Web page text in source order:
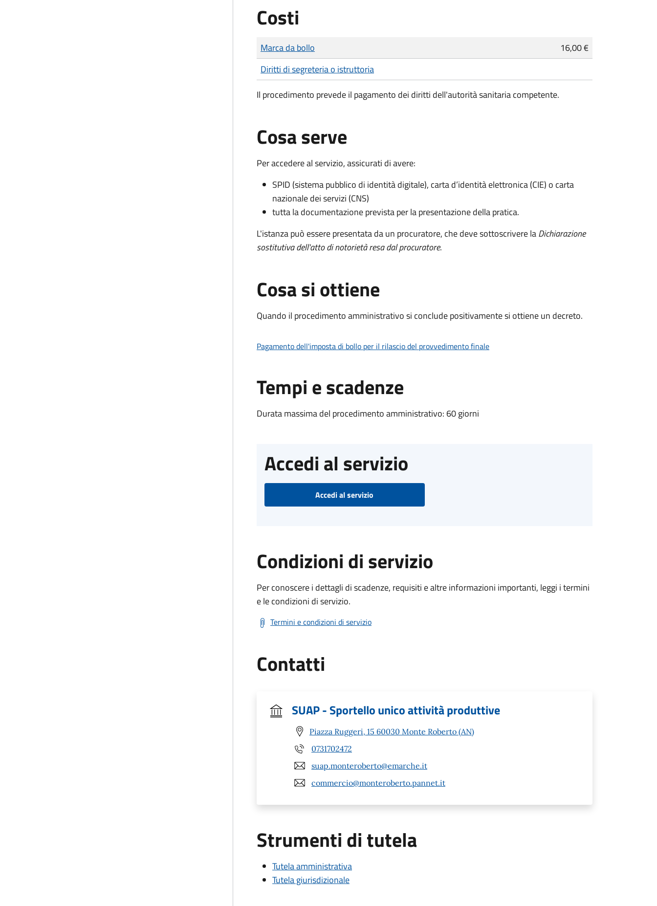
Costi
Tipo di pagamento
Importo
Marca da bollo
16,00 €
Diritti di segreteria o istruttoria
Il procedimento prevede il pagamento dei diritti dell'autorità sanitaria competente.
Cosa serve
Per accedere al servizio, assicurati di avere:
SPID (sistema pubblico di identità digitale), carta d’identità elettronica (CIE) o carta
nazionale dei servizi (CNS)
tutta la documentazione prevista per la presentazione della pratica.
L'istanza può essere presentata da un procuratore, che deve sottoscrivere laDichiarazione
sostitutiva dell'atto di notorietà resa dal procuratore.
Cosa si ottiene
Quando il procedimento amministrativo si conclude positivamente si ottiene un decreto.
Pagamento dell'imposta di bollo per il rilascio del provvedimento finale
Tempi e scadenze
Durata massima del procedimento amministrativo: 60 giorni
Accedi al servizio
Accedi al servizio
Condizioni di servizio
Per conoscere i dettagli di scadenze, requisiti e altre informazioni importanti, leggi i termini
e le condizioni di servizio.
Termini e condizioni di servizio
Contatti
SUAP - Sportello unico attività produttive
Piazza Ruggeri, 15 60030 Monte Roberto (AN)
0731702472
suap.monteroberto@emarche.it
commercio@monteroberto.pannet.it
Strumenti di tutela
Tutela amministrativa
Tutela giurisdizionale